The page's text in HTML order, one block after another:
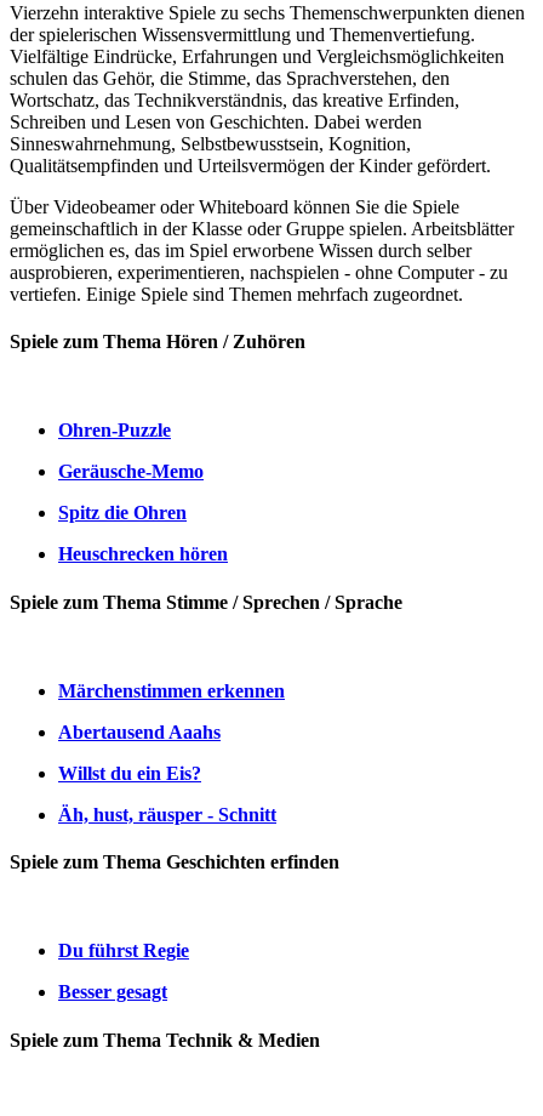
Vierzehn interaktive Spiele zu sechs Themenschwerpunkten dienen
der spielerischen Wissensvermittlung und Themenvertiefung.
Vielfältige Eindrücke, Erfahrungen und Vergleichsmöglichkeiten
schulen das Gehör, die Stimme, das Sprachverstehen, den
Wortschatz, das Technikverständnis, das kreative Erfinden,
Schreiben und Lesen von Geschichten. Dabei werden
Sinneswahrnehmung, Selbstbewusstsein, Kognition,
Qualitätsempfinden und Urteilsvermögen der Kinder gefördert.
Über Videobeamer oder Whiteboard können Sie die Spiele
gemeinschaftlich in der Klasse oder Gruppe spielen. Arbeitsblätter
ermöglichen es, das im Spiel erworbene Wissen durch selber
ausprobieren, experimentieren, nachspielen - ohne Computer - zu
vertiefen. Einige Spiele sind Themen mehrfach zugeordnet.
Spiele zum Thema Hören / Zuhören
Ohren-Puzzle
Geräusche-Memo
Spitz die Ohren
Heuschrecken hören
Spiele zum Thema Stimme / Sprechen / Sprache
Märchenstimmen erkennen
Abertausend Aaahs
Willst du ein Eis?
Äh, hust, räusper - Schnitt
Spiele zum Thema Geschichten erfinden
Du führst Regie
Besser gesagt
Spiele zum Thema Technik & Medien